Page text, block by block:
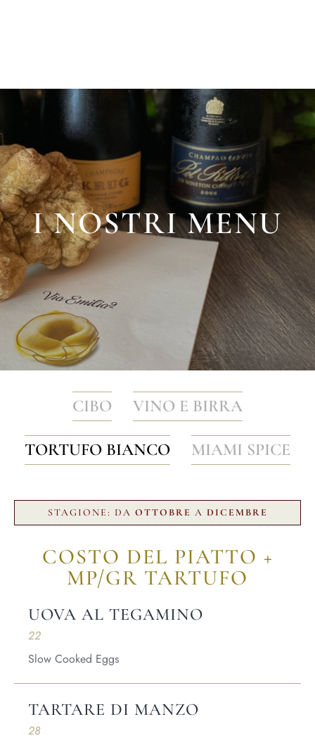
I NOSTRI MENU
CIBO VINO E BIRRA
TORTUFO BIANCO MIAMI SPICE
STAGIONE: DA OTTOBRE A DICEMBRE
COSTO DEL PIATTO +
MP/GR TARTUFO
UOVA AL TEGAMINO
22
Slow Cooked Eggs
TARTARE DI MANZO
28